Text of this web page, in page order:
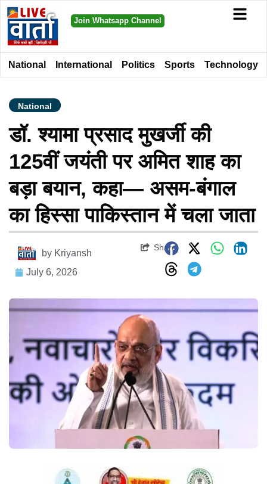
Join Whatsapp Channel
National International Politics Sports Technology
National
डॉ. श्यामा प्रसाद मुखर्जी की
125वीं जयंती पर अमित शाह का
बड़ा बयान, कहा— असम-बंगाल
का हिस्सा पाकिस्तान में चला जाता
by Kriyansh
July 6, 2026
Share